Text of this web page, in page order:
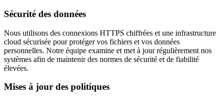
Sécurité des données
Nous utilisons des connexions HTTPS chiffrées et une infrastructure
cloud sécurisée pour protéger vos fichiers et vos données
personnelles. Notre équipe examine et met à jour régulièrement nos
systèmes afin de maintenir des normes de sécurité et de fiabilité
élevées.
Mises à jour des politiques